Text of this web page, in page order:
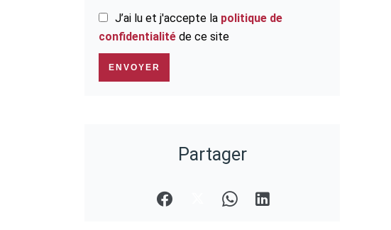
J’ai lu et j'accepte la politique de
confidentialité de ce site
ENVOYER
Partager